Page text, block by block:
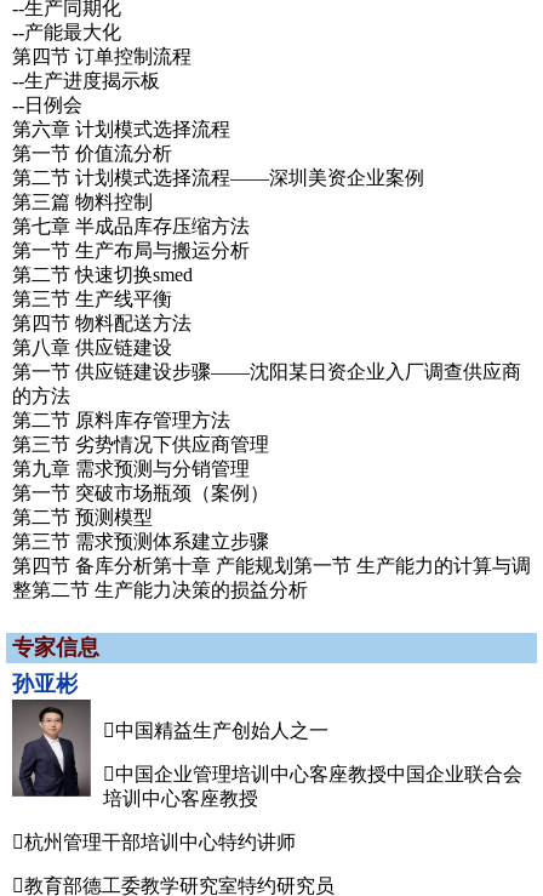
--生产同期化
--产能最大化
第四节 订单控制流程
--生产进度揭示板
--日例会
第六章 计划模式选择流程
第一节 价值流分析
第二节 计划模式选择流程——深圳美资企业案例
第三篇 物料控制
第七章 半成品库存压缩方法
第一节 生产布局与搬运分析
第二节 快速切换smed
第三节 生产线平衡
第四节 物料配送方法
第八章 供应链建设
第一节 供应链建设步骤——沈阳某日资企业入厂调查供应商
的方法
第二节 原料库存管理方法
第三节 劣势情况下供应商管理
第九章 需求预测与分销管理
第一节 突破市场瓶颈（案例）
第二节 预测模型
第三节 需求预测体系建立步骤
第四节 备库分析第十章 产能规划第一节 生产能力的计算与调
整第二节 生产能力决策的损益分析
专家信息
孙亚彬
中国精益生产创始人之一
中国企业管理培训中心客座教授中国企业联合会
培训中心客座教授
杭州管理干部培训中心特约讲师
教育部德工委教学研究室特约研究员